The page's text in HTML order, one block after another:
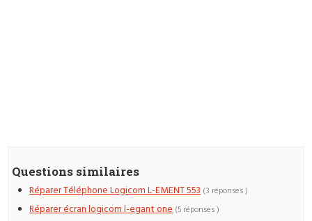
Questions similaires
Réparer Téléphone Logicom L-EMENT 553 (3 réponses )
Réparer écran logicom l-egant one (5 réponses )